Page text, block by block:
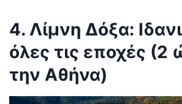
4. Λίμνη Δόξα:
όλες τις εποχές (2
την Αθήνα)